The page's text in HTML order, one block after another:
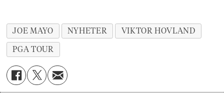
JOE MAYO NYHETER
VIKTOR HOVLAND
PGA TOUR